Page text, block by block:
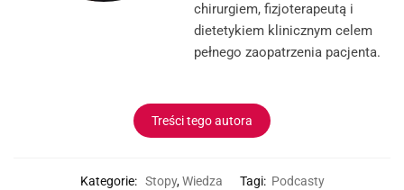
chirurgiem, fizjoterapeutą i
dietetykiem klinicznym celem
pełnego zaopatrzenia pacjenta.
Treści tego autora
Kategorie: Stopy,Wiedza Tagi: Podcasty